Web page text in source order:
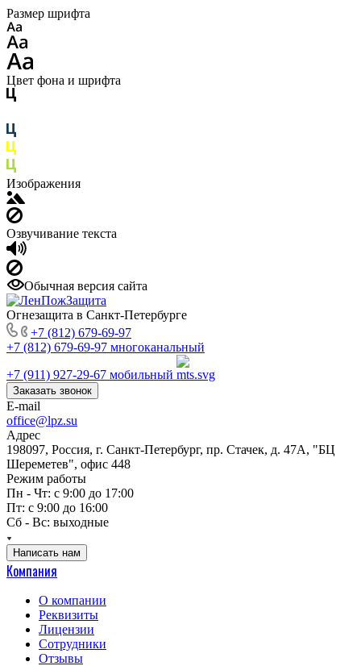
Размер шрифта
Цвет фона и шрифта
Изображения
Озвучивание текста
Обычная версия сайта
Огнезащита в Санкт-Петербурге
+7 (812) 679-69-97
+7 (812) 679-69-97 многоканальный
+7 (911) 927-29-67 мобильный
Заказать звонок
E-mail
office@lpz.su
Адрес
198097, Россия, г. Санкт-Петербург, пр. Стачек, д. 47А, "БЦ
Шереметев", офис 448
Режим работы
Пн - Чт: с 9:00 до 17:00
Пт: с 9:00 до 16:00
Сб - Вс: выходные
Написать нам
Компания
О компании
Реквизиты
Лицензии
Сотрудники
Отзывы